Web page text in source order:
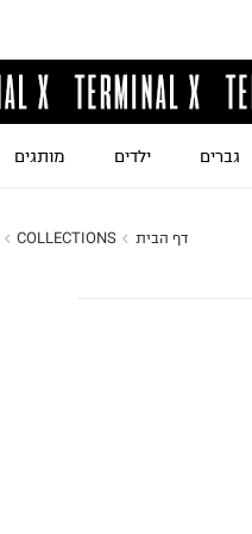
גברים ילדים מותגים
דף הבית COLLECTIONS